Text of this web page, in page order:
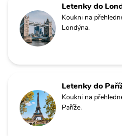
Letenky do
Koukni na
Londýna.
Letenky do
Koukni na
Paříže.